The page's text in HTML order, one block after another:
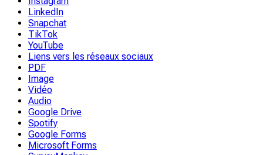
LinkedIn
Snapchat
TikTok
YouTube
Liens vers les réseaux sociaux
PDF
Image
Vidéo
Audio
Google Drive
Spotify
Google Forms
Microsoft Forms